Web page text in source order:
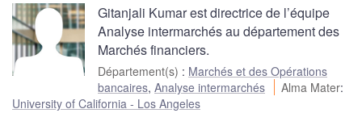
Gitanjali Kumar est directrice de l’équipe
Analyse intermarchés au département des
Marchés financiers.
Département(s) : Marchés et des Opérations
bancaires, Analyse intermarchés Alma Mater:
University of California - Los Angeles